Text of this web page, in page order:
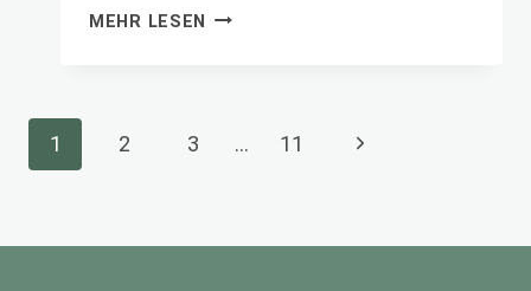
MEHR LESEN
PLA
BECHER:
Seitennavigation
1 2 3 … 11
Nächste